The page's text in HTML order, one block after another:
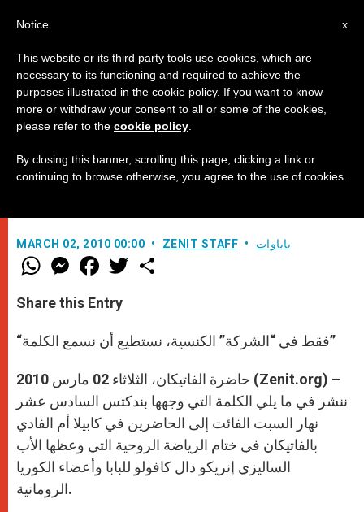
كلمة الحبر الأعظم في ختام الرياضة
الروحية الخاصة بزمن الصوم
MARCH 02, 2010 00:00 ZENIT STAFF باباوات
W
h
t
s
p
p
M
e
s
e
e
F
a
e
b
o
k
w
r
Share this Entry
“فقط في “الشركة” الكنسية، نستطيع أن نسمع الكلمة”
حاضرة الفاتيكان، الثلاثاء 02 مارس 2010 (Zenit.org) –
ننشر في ما يلي الكلمة التي وجهها بندكتس السادس عشر
نهار السبت الفائت إلى الحاضرين في كابيلا أم الفادي
بالفاتيكان في ختام الرياضة الروحية التي وعظها الأب
الساليزي إنريكو دال كافولو للبابا وأعضاء الكوريا
الرومانية.
x
Notice
This website or its third party tools use cookies, which are
necessary to its functioning and required to achieve the
purposes illustrated in the cookie policy. If you want to know
more or withdraw your consent to all or some of the cookies,
please refer to the cookie policy
By closing this banner, scrolling this page, clicking a link or
continuing to browse otherwise, you agree to the use of cookies.